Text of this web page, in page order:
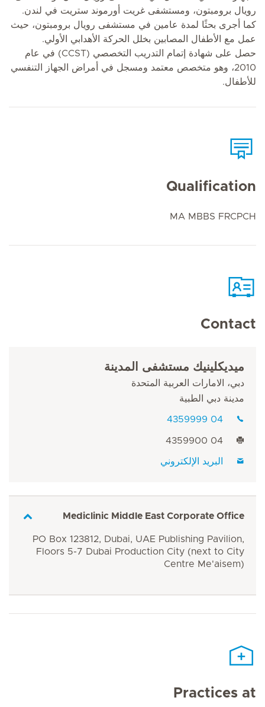
رويال برومبتون، ومستشفى غريت أورموند ستريت في لندن.
كما أجرى بحثًا لمدة عامين في مستشفى رويال برومبتون، حيث
عمل مع الأطفال المصابين بخلل الحركة الأهدابي الأولي.
حصل على شهادة إتمام التدريب التخصصي (CCST) في عام
2010، وهو متخصص معتمد ومسجل في أمراض الجهاز التنفسي
للأطفال.
Qualification
MA MBBS FRCPCH
Contact
ميديكلينيك مستشفى المدينة
دبي، الامارات العربية المتحدة
مدينة دبي الطبية
04 4359999
04 4359900
البريد الإلكتروني
Mediclinic Middle East Corporate Office
PO Box 123812, Dubai, UAE Publishing Pavilion,
Floors 5-7 Dubai Production City (next to City
Centre Me'aisem)
Practices at